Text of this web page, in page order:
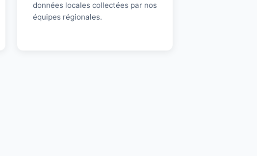
données locales collectées par nos
équipes régionales.